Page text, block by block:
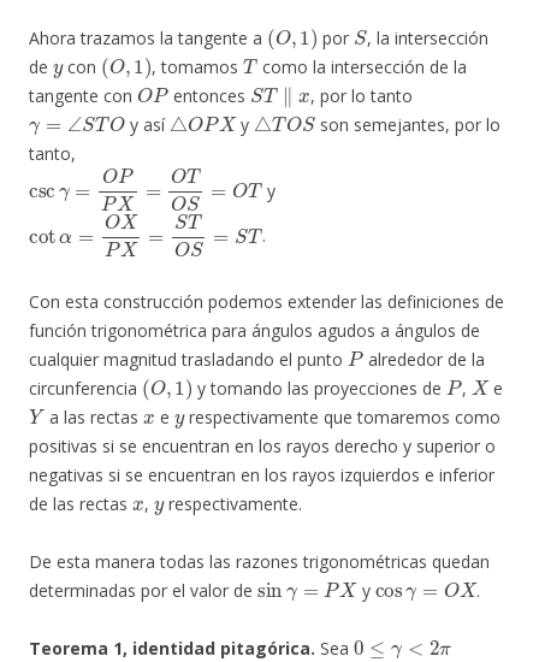
Ahora trazamos la tangente a
(O
por
, la intersección
de
y
con
(O,1)
, tomamos
T
como la intersección de la
tangente con
OP
entonces
S T∥x
, por lo tanto
γ=∠STO
y así
△OPX
y
△T OS
son semejantes, por lo
tanto,
PPX= TOS= T
y
XPX= OS=
.
Con esta construcción podemos extender las definiciones de
función trigonométrica para ángulos agudos a ángulos de
cualquier magnitud trasladando el punto
P
alrededor de la
circunferencia
(O,1 )
y tomando las proyecciones de
P
,
X
e
Y
a las rectas
x
e
y
respectivamente que tomaremos como
positivas si se encuentran en los rayos derecho y superior o
negativas si se encuentran en los rayos izquierdos e inferior
de las rectas
x
,
y
respectivamente.
De esta manera todas las razones trigonométricas quedan
determinadas por el valor de
sinγ=PX
y
cosγ= OX
.
Teorema 1, identidad pitagórica. Sea
0